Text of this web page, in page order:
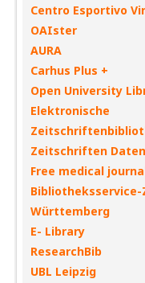
Centro Esportivo
OAIster
AURA
Carhus Plus +
Open University
Elektronische
Zeitschriften
Free medical
Württemberg
E- Library
ResearchBib
UBL Leipzig